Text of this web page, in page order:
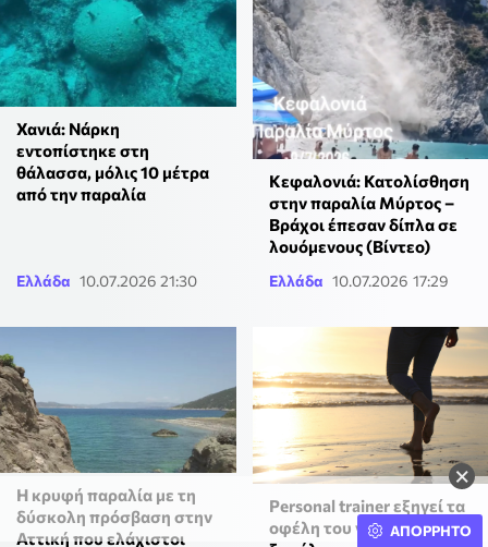
×
Χανιά: Νάρκη
εντοπίστηκε στη
θάλασσα, μόλις 10 μέτρα
από την παραλία
Ελλάδα 10.07.2026 21:30
Κεφαλονιά: Κατολίσθηση
στην παραλία Μύρτος –
Βράχοι έπεσαν δίπλα σε
λουόμενους (Βίντεο)
Ελλάδα 10.07.2026 17:29
Η κρυφή παραλία με τη
δύσκολη πρόσβαση στην
Αττική που ελάχιστοι
Personal trainer εξηγεί τα
οφέλη του να περπατάς
ΑΠΟΡΡΗΤΟ